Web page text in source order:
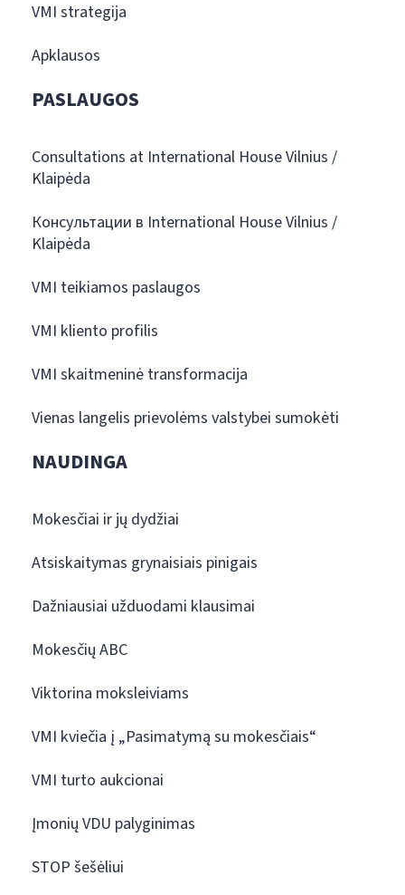
VMI strategija
Apklausos
PASLAUGOS
Consultations at International House Vilnius /
Klaipėda
Консультации в International House Vilnius /
Klaipėda
VMI teikiamos paslaugos
VMI kliento profilis
VMI skaitmeninė transformacija
Vienas langelis prievolėms valstybei sumokėti
NAUDINGA
Mokesčiai ir jų dydžiai
Atsiskaitymas grynaisiais pinigais
Dažniausiai užduodami klausimai
Mokesčių ABC
Viktorina moksleiviams
VMI kviečia į „Pasimatymą su mokesčiais“
VMI turto aukcionai
Įmonių VDU palyginimas
STOP šešėliui